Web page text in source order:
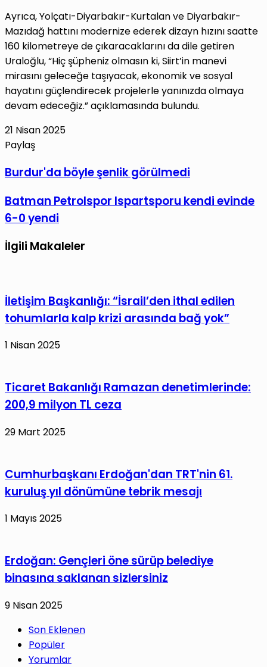
Ayrıca, Yolçatı-Diyarbakır-Kurtalan ve Diyarbakır-
Mazıdağ hattını modernize ederek dizayn hızını saatte
160 kilometreye de çıkaracaklarını da dile getiren
Uraloğlu, “Hiç şüpheniz olmasın ki, Siirt’in manevi
mirasını geleceğe taşıyacak, ekonomik ve sosyal
hayatını güçlendirecek projelerle yanınızda olmaya
devam edeceğiz.” açıklamasında bulundu.
21 Nisan 2025
Paylaş
Posta
paylaş
Burdur'da
şenlik
görülmedi
Burdur'da böyle şenlik görülmedi
Batman
Petrolspor
Ispartsporu
kendi
yendi
Batman Petrolspor Ispartsporu kendi evinde
6-0 yendi
İlgili Makaleler
İletişim Başkanlığı: “İsrail’den ithal edilen
tohumlarla kalp krizi arasında bağ yok”
1 Nisan 2025
Ticaret Bakanlığı Ramazan denetimlerinde:
200,9 milyon TL ceza
29 Mart 2025
Cumhurbaşkanı Erdoğan'dan TRT'nin 61.
kuruluş yıl dönümüne tebrik mesajı
1 Mayıs 2025
Erdoğan: Gençleri öne sürüp belediye
binasına saklanan sizlersiniz
9 Nisan 2025
Son Eklenen
Popüler
Yorumlar